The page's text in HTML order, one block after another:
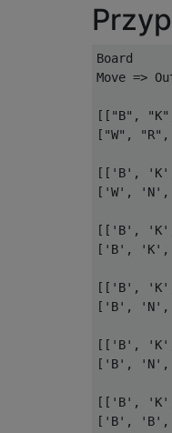
Board
Move =>
[["B",
["W", "R",
[['B',
['W', 'N',
[['B',
['B', 'K',
[['B',
['B', 'N',
[['B',
['B', 'N',
[['B',
['B', 'B',